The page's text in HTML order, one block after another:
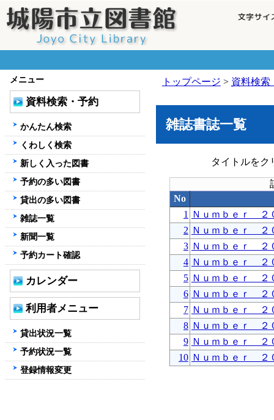
トップページ > 資料検索
雑誌書誌一覧
タイトルをク
No
1
Ｎｕｍｂｅｒ ２
2 Ｎｕｍｂｅｒ ２
3 Ｎｕｍｂｅｒ ２
4 Ｎｕｍｂｅｒ ２
5 Ｎｕｍｂｅｒ ２
6 Ｎｕｍｂｅｒ ２
7 Ｎｕｍｂｅｒ ２
8 Ｎｕｍｂｅｒ ２
9 Ｎｕｍｂｅｒ ２
10 Ｎｕｍｂｅｒ ２
メニュー
資料検索・予約
かんたん検索
くわしく検索
新しく入った図書
予約の多い図書
貸出の多い図書
雑誌一覧
新聞一覧
予約カート確認
カレンダー
利用者メニュー
貸出状況一覧
予約状況一覧
登録情報変更